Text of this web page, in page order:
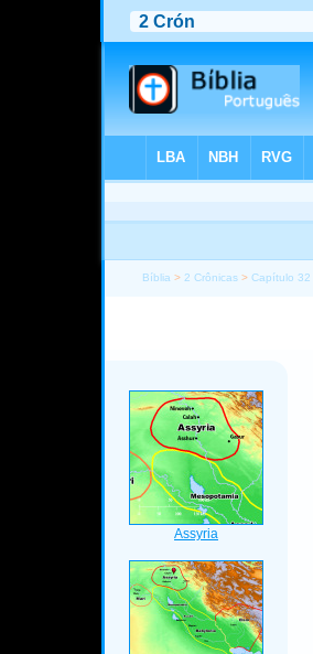
Bíblia > 2 Crônicas >Capítulo 32